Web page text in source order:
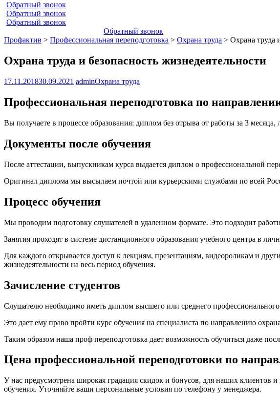
Обратный звонок
Обратный звонок
Обратный звонок
Обратный звонок
Профактив > Профессиональная переподготовка > Охрана труда > Охрана труда
Охрана труда и безопасность жизнедеятельности
17.11.201830.09.2021 adminОхрана труда
Профессиональная переподготовка по
Вы получаете в процессе образования: диплом без отрыва от работы за 3
Документы после обучения
После аттестации, выпускникам курса выдается диплом о профессиональной
Оригинал диплома мы высылаем почтой или курьерскими службами по всей
Процесс обучения
Мы проводим подготовку слушателей в удаленном формате. Это подходит
Занятия проходят в системе дистанционного образования учебного центра в
Для каждого открывается доступ к лекциям, презентациям, видеороликам и
жизнедеятельности на весь период обучения.
Зачисление студентов
Слушателю необходимо иметь диплом высшего или среднего профессионального
Это дает ему право пройти курс обучения на специалиста по направлению
Таким образом наша проф переподготовка дает возможность обучиться даже
Цена профессиональной переподготовки по
У нас предусмотрена широкая градация скидок и бонусов, для наших клиентов
обучения. Уточняйте ваши персональные условия по телефону у менеджера.